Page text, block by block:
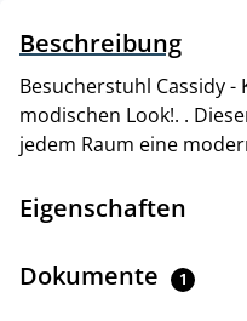
Beschreibung
Besucherstuhl Cassidy
modischen Look!. .
jedem Raum eine
Eigenschaften
Dokumente 1